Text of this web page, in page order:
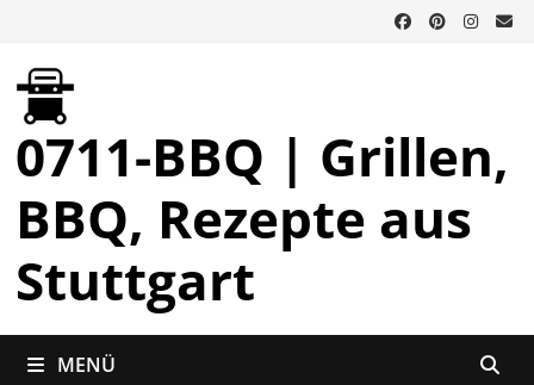
Inhalt
0711-BBQ | Grillen,
BBQ, Rezepte aus
Stuttgart
MENÜ